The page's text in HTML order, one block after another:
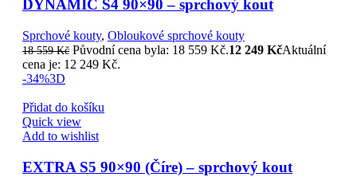
DYNAMIC S4 90×90 – sprchový kout
Sprchové kouty, Obloukové sprchové kouty
18 559Kč Původní cena byla: 18 559 Kč.12 249 KčAktuální
cena je: 12 249 Kč.
-34%3D
Přidat do košíku
Quick view
Add to wishlist
EXTRA S5 90×90 (Číre) – sprchový kout